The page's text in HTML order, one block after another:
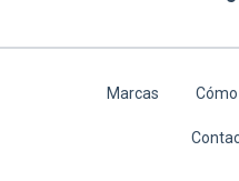
Marcas